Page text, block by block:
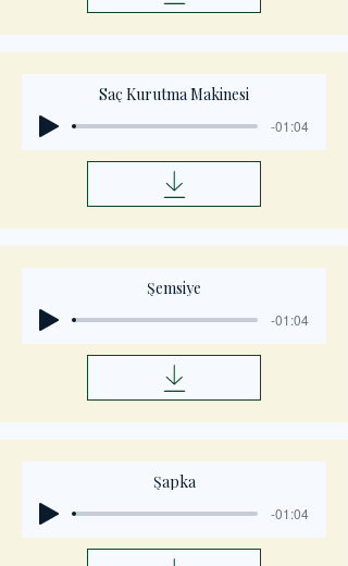
Saç Kurutma Makinesi
-01:04
Şemsiye
-01:04
Şapka
-01:04